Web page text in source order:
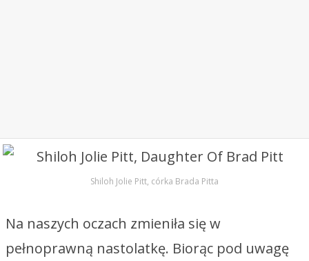
Shiloh Jolie Pitt, córka Brada Pitta
Na naszych oczach zmieniła się w
pełnoprawną nastolatkę. Biorąc pod uwagę